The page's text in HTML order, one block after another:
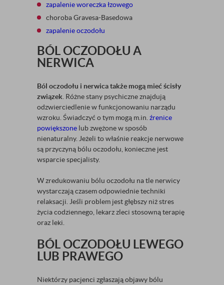
zapalenie woreczka łzowego
choroba Gravesa-Basedowa
zapalenie oczodołu
BÓL OCZODOŁU A
NERWICA
Ból oczodołu i nerwica także mogą mieć ścisły
związek . Różne stany psychiczne znajdują
odzwierciedlenie w funkcjonowaniu narządu
wzroku. Świadczyć o tym mogą m.in. źrenice
powiększone lub zwężone w sposób
nienaturalny. Jeżeli to właśnie reakcje nerwowe
są przyczyną bólu oczodołu, konieczne jest
wsparcie specjalisty.
W zredukowaniu bólu oczodołu na tle nerwicy
wystarczają czasem odpowiednie techniki
relaksacji. Jeśli problem jest głębszy niż stres
życia codziennego, lekarz zleci stosowną terapię
oraz leki.
BÓL OCZODOŁU LEWEGO
LUB PRAWEGO
Niektórzy pacjenci zgłaszają objawy bólu